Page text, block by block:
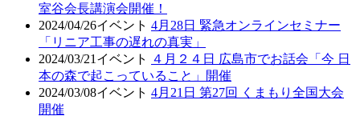
室谷会長講演会開催！
2024/04/26イベント 4月28日 緊急オンラインセミナー
「リニア工事の遅れの真実」
2024/03/21 イベント
４月２４日 広島市でお話会「今 日
本の森で起こっていること」開催
2024/03/08イベント 4月21日 第27回 くまもり全国大会
開催